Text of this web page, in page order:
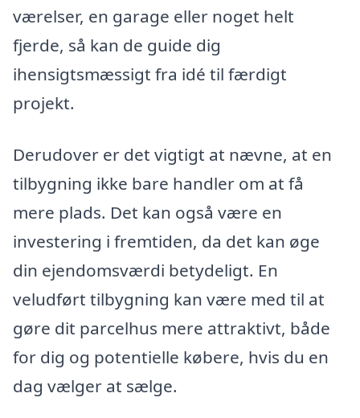
værelser, en garage eller noget helt
fjerde, så kan de guide dig
ihensigtsmæssigt fra idé til færdigt
projekt.
Derudover er det vigtigt at nævne, at en
tilbygning ikke bare handler om at få
mere plads. Det kan også være en
investering i fremtiden, da det kan øge
din ejendomsværdi betydeligt. En
veludført tilbygning kan være med til at
gøre dit parcelhus mere attraktivt, både
for dig og potentielle købere, hvis du en
dag vælger at sælge.